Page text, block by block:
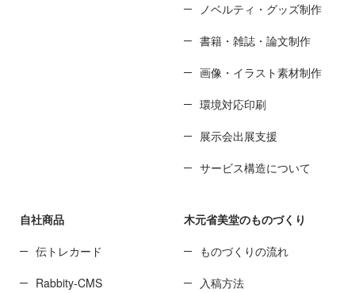
ノベルティ・グッズ制作
書籍・雑誌・論文制作
画像・イラスト素材制作
環境対応印刷
展示会出展支援
サービス構造について
自社商品
伝トレカード
Rabbity-CMS
木元省美堂のものづくり
ものづくりの流れ
入稿方法